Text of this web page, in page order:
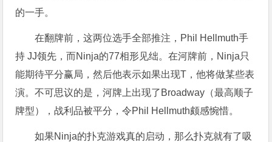
的一手。
在翻牌前，这两位选手全部推注，Phil Hellmuth手
持 JJ领先，而Ninja的77相形见绌。在河牌前，Ninja只
能期待平分赢局，然后他表示如果出现T，他将做某些表
演。不可思议的是，河牌上出现了Broadway（最高顺子
牌型），战利品被平分，令Phil Hellmuth颇感惋惜。
如果Ninja的扑克游戏真的启动，那么扑克就有了吸